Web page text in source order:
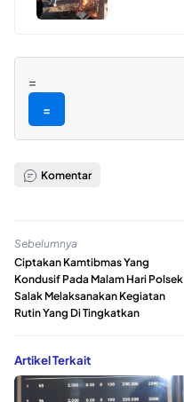
=
=
Komentar
Sebelumnya
Ciptakan Kamtibmas Yang
Kondusif Pada Malam Hari Polsek
Salak Melaksanakan Kegiatan
Rutin Yang Di Tingkatkan
Artikel Terkait